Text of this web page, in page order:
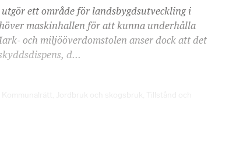
ett område för landsbygdsutveckling i
maskinhallen för att kunna underhålla
och miljööverdomstolen anser dock att det
d...